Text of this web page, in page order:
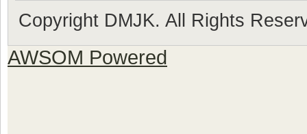
Copyright DMJK. All Rights
AWSOM Powered